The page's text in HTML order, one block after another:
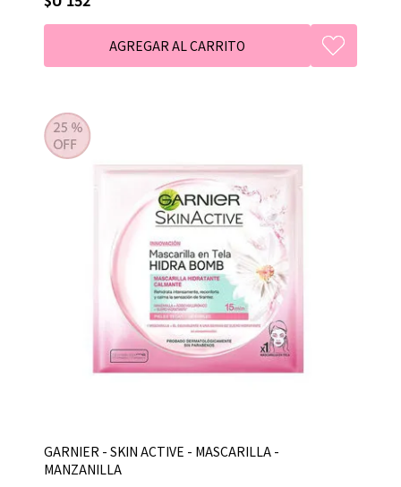
GARNIER - SKIN ACTIVE - MASCARILLA -
MANZANILLA